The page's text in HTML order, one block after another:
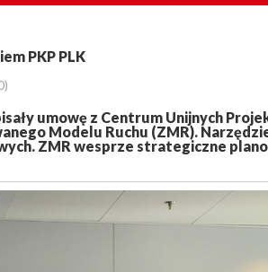
PKP PLK
umowę z Centrum Unijnych
Modelu Ruchu (ZMR).
ZMR wesprze strategiczne